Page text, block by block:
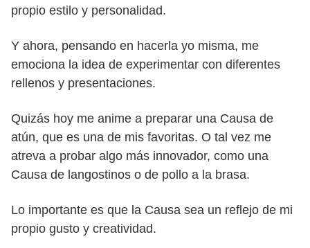
propio estilo y personalidad.
Y ahora, pensando en hacerla yo misma, me
emociona la idea de experimentar con diferentes
rellenos y presentaciones.
Quizás hoy me anime a preparar una Causa de
atún, que es una de mis favoritas. O tal vez me
atreva a probar algo más innovador, como una
Causa de langostinos o de pollo a la brasa.
Lo importante es que la Causa sea un reflejo de mi
propio gusto y creatividad.